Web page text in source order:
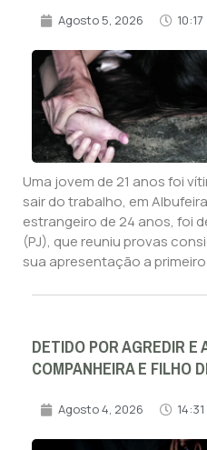
Agosto 5, 2026 10:17
Uma jovem de 21 anos foi
sair do trabalho, em
estrangeiro de 24 anos, foi
(PJ), que reuniu provas
sua apresentação a
DETIDO POR AGREDIR E
COMPANHEIRA E FILHO
Agosto 4, 2026 14:31